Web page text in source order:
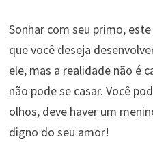
Sonhar com seu primo,
que você deseja
ele, mas a realidade não é
não pode se casar. Você
olhos, deve haver um
digno do seu amor!